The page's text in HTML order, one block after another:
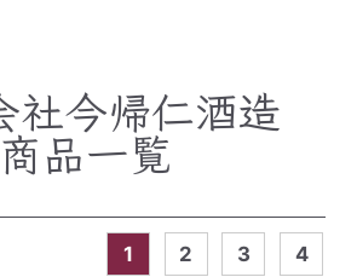
社今帰仁酒造
商品一覧
1 2 3 4